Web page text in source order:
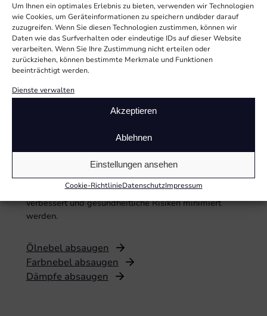
Um Ihnen ein optimales Erlebnis zu bieten, verwenden wir Technologien
wie Cookies, um Geräteinformationen zu speichern und/oder darauf
zuzugreifen. Wenn Sie diesen Technologien zustimmen, können wir
Daten wie das Surfverhalten oder eindeutige IDs auf dieser Website
verarbeiten. Wenn Sie Ihre Zustimmung nicht erteilen oder
zurückziehen, können bestimmte Merkmale und Funktionen
beeinträchtigt werden.
Dienste verwalten
Akzeptieren
Ablehnen
Einstellungen ansehen
Cookie-RichtlinieDatenschutzImpressum
ÖLNEBEL, FARBNEBEL
UND DÄMPFE ABSAUGEN
Die Absaugung von Schadstoffen wie Ölnebel,
Farbnebel und Dämpfen ist wichtig für die
Gesundheit und Sauberkeit am Arbeitsplatz. Durch
geeignete Filtersysteme werden schädliche Partikel
aus der Luft entfernt, wodurch die Luftqualität
verbessert und gesundheitliche Risiken minimiert
werden.
Ölnebel absaugen
Farbnebel absaugen
Dämpfe absaugen